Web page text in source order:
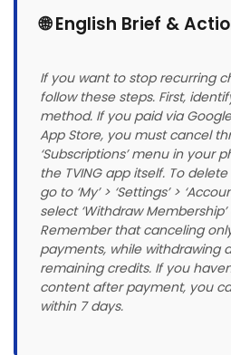
🌐 English Brief &
If you want to stop recurring
follow these steps. First,
method. If you paid via
App Store, you must cancel
‘Subscriptions’ menu in your
the TVING app itself. To
go to ‘My’ > ‘Settings’ >
select ‘Withdraw
Remember that canceling
payments, while withdrawing
remaining credits. If you
content after payment, you
within 7 days.